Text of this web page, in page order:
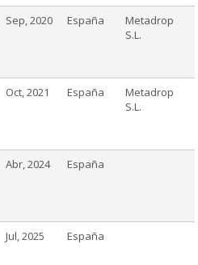
Sep, 2020 España
Metadrop
S.L.
Oct, 2021 España
Metadrop
S.L.
Abr, 2024 España
Jul, 2025 España